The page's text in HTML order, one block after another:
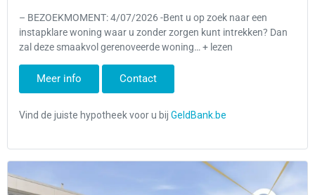
– BEZOEKMOMENT: 4/07/2026 -Bent u op zoek naar een
instapklare woning waar u zonder zorgen kunt intrekken? Dan
zal deze smaakvol gerenoveerde woning… + lezen
Meer info Contact